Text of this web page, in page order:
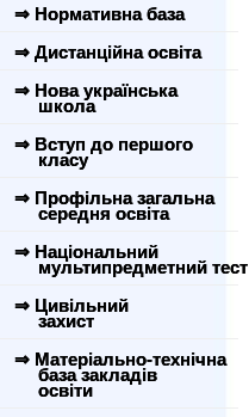
⇒ Нормативна база
⇒ Дистанційна освіта
⇒ Нова українська
школа
⇒ Вступ до першого
класу
⇒ Профільна загальна
середня освіта
⇒ Національний
мультипредметний тест
⇒ Цивільний
захист
⇒ Матеріально-технічна
база закладів
освіти